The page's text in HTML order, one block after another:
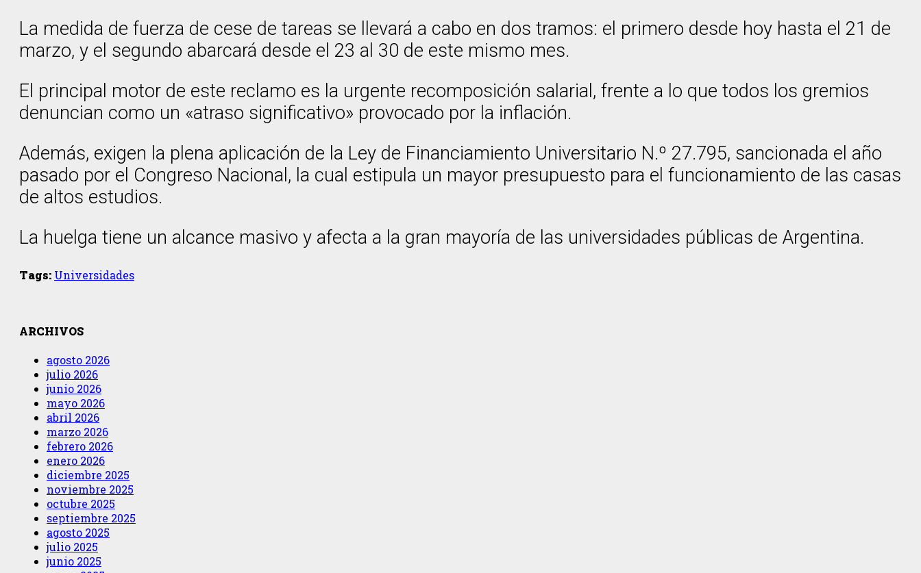
La medida de fuerza de cese de tareas se llevará a cabo en dos tramos: el primero desde hoy hasta el 21 de
marzo, y el segundo abarcará desde el 23 al 30 de este mismo mes.
El principal motor de este reclamo es la urgente recomposición salarial, frente a lo que todos los gremios
denuncian como un «atraso significativo» provocado por la inflación.
Además, exigen la plena aplicación de la Ley de Financiamiento Universitario N.º 27.795, sancionada el año
pasado por el Congreso Nacional, la cual estipula un mayor presupuesto para el funcionamiento de las casas
de altos estudios.
La huelga tiene un alcance masivo y afecta a la gran mayoría de las universidades públicas de Argentina.
Tags: Universidades
ARCHIVOS
agosto 2026
julio 2026
junio 2026
mayo 2026
abril 2026
marzo 2026
febrero 2026
enero 2026
diciembre 2025
noviembre 2025
octubre 2025
septiembre 2025
agosto 2025
julio 2025
junio 2025